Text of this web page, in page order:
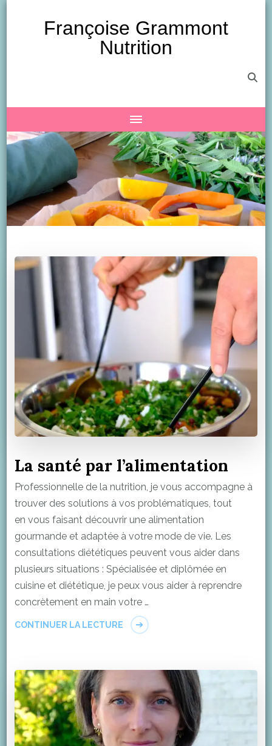
Françoise Grammont
Nutrition
La santé par l’alimentation
Professionnelle de la nutrition, je vous accompagne à
trouver des solutions à vos problématiques, tout
en vous faisant découvrir une alimentation
gourmande et adaptée à votre mode de vie. Les
consultations diététiques peuvent vous aider dans
plusieurs situations : Spécialisée et diplômée en
cuisine et diététique, je peux vous aider à reprendre
concrètement en main votre …
CONTINUER LA LECTURE